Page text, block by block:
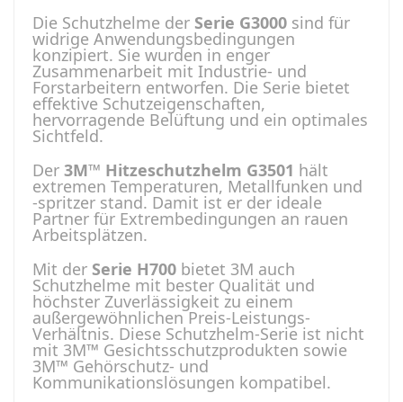
Die Schutzhelme der Serie G3000 sind für
widrige Anwendungsbedingungen
konzipiert. Sie wurden in enger
Zusammenarbeit mit Industrie- und
Forstarbeitern entworfen. Die Serie bietet
effektive Schutzeigenschaften,
hervorragende Belüftung und ein optimales
Sichtfeld.
Der 3M™ Hitzeschutzhelm G3501 hält
extremen Temperaturen, Metallfunken und
-spritzer stand. Damit ist er der ideale
Partner für Extrembedingungen an rauen
Arbeitsplätzen.
Mit der Serie H700 bietet 3M auch
Schutzhelme mit bester Qualität und
höchster Zuverlässigkeit zu einem
außergewöhnlichen Preis-Leistungs-
Verhältnis. Diese Schutzhelm-Serie ist nicht
mit 3M™ Gesichtsschutzprodukten sowie
3M™ Gehörschutz- und
Kommunikationslösungen kompatibel.